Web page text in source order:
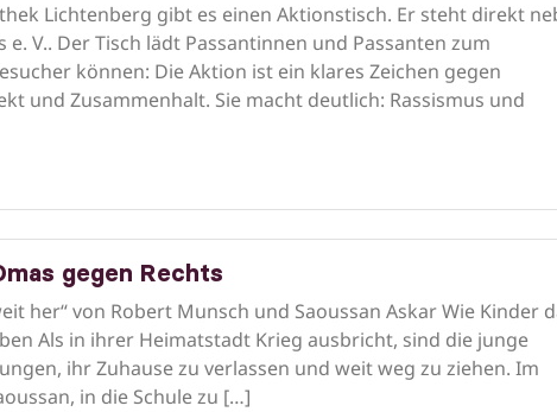
Lichtenberg gibt es einen Aktionstisch. Er steht direkt
V.. Der Tisch lädt Passantinnen und Passanten zum
können: Die Aktion ist ein klares Zeichen gegen
und Zusammenhalt. Sie macht deutlich: Rassismus und
gegen Rechts
her“ von Robert Munsch und Saoussan Askar Wie Kinder
Als in ihrer Heimatstadt Krieg ausbricht, sind die junge
ihr Zuhause zu verlassen und weit weg zu ziehen. Im
in die Schule zu […]